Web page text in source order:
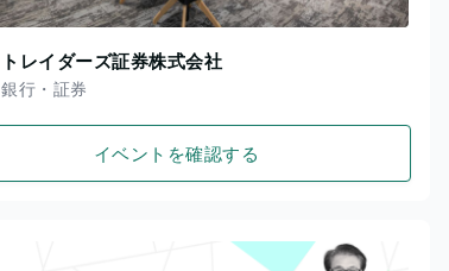
トレイダーズ証券株式会社
銀行・証券
イベントを確認する